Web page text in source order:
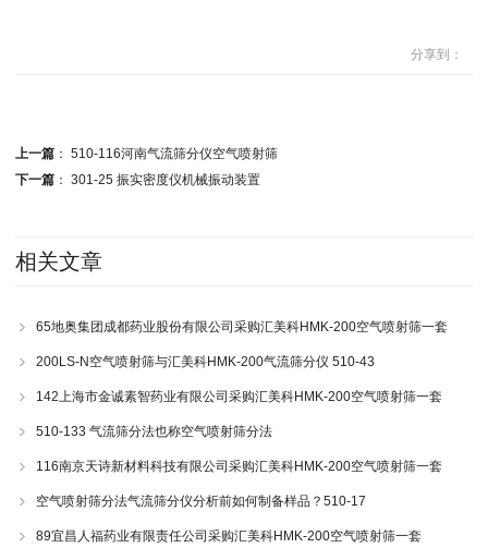
分享到：
上一篇： 510-116河南气流筛分仪空气喷射筛
下一篇： 301-25 振实密度仪机械振动装置
相关文章
65地奥集团成都药业股份有限公司采购汇美科HMK-200空气喷射筛一套
200LS-N空气喷射筛与汇美科HMK-200气流筛分仪 510-43
142上海市金诚素智药业有限公司采购汇美科HMK-200空气喷射筛一套
510-133 气流筛分法也称空气喷射筛分法
116南京天诗新材料科技有限公司采购汇美科HMK-200空气喷射筛一套
空气喷射筛分法气流筛分仪分析前如何制备样品？510-17
89宜昌人福药业有限责任公司采购汇美科HMK-200空气喷射筛一套